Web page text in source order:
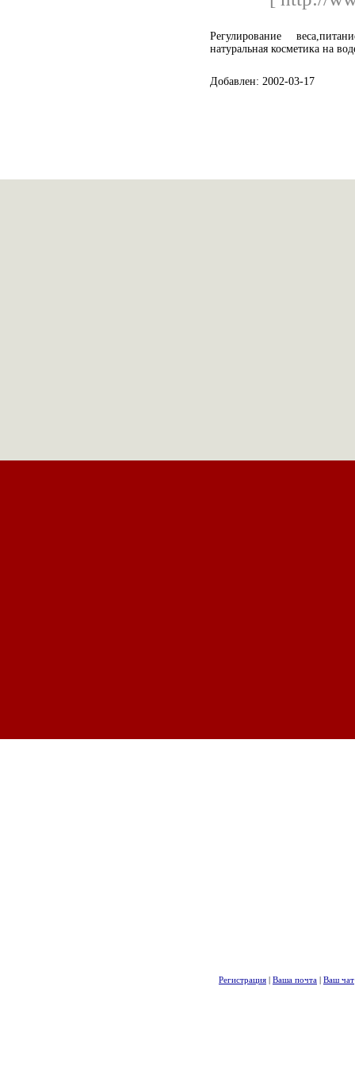
Регулирование
натуральная косметика на
Добавлен: 2002-03-17
Регистрация | Ваша почта | Ваш чат